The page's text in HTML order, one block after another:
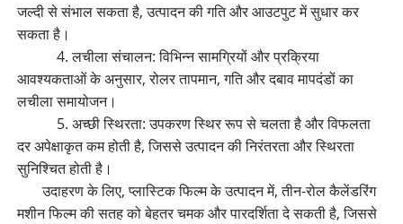
जल्दी से संभाल सकता है, उत्पादन की गति और आउटपुट में सुधार कर
सकता है।
4. लचीला संचालन: विभिन्न सामग्रियों और प्रक्रिया
आवश्यकताओं के अनुसार, रोलर तापमान, गति और दबाव मापदंडों का
लचीला समायोजन।
5. अच्छी स्थिरता: उपकरण स्थिर रूप से चलता है और विफलता
दर अपेक्षाकृत कम होती है, जिससे उत्पादन की निरंतरता और स्थिरता
सुनिश्चित होती है।
उदाहरण के लिए, प्लास्टिक फिल्म के उत्पादन में, तीन-रोल कैलेंडरिंग
मशीन फिल्म की सतह को बेहतर चमक और पारदर्शिता दे सकती है, जिससे